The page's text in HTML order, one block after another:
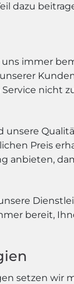
dazu
immer
nicht
Preis
bereit,
setzen wir